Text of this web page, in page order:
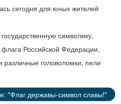
сегодня для юных жителей
символику,
Российской Федерации,
различные головоломки, пели
"Флаг державы-символ славы!"